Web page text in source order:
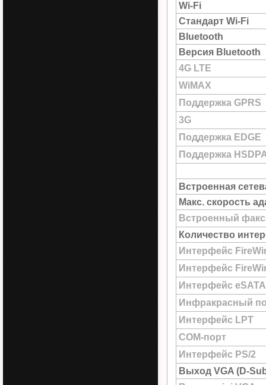
Wi-Fi
Стандарт Wi-Fi
Bluetooth
Версия Bluetooth
4G LTE
WiMAX
Поддержка GPRS
3G
Поддержка EDGE
Поддержка
Встроенная
Макс. скорость
Встроенный
Количество
Интерфейс
Интерфейс
Интерфейс eSATA
Инфракрасный
Интерфейс LPT
COM-порт
Интерфейс PS/2
Выход VGA (D-